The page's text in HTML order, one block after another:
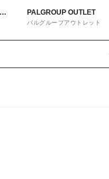
PALGROUP OUTLET
パルグループアウトレット